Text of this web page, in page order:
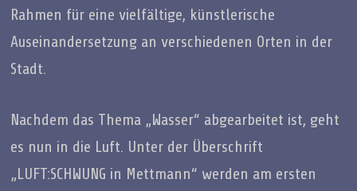
Rahmen für eine vielfältige, künstlerische
Auseinandersetzung an verschiedenen Orten in der
Stadt.
Nachdem das Thema „Wasser“ abgearbeitet ist, geht
es nun in die Luft. Unter der Überschrift
„LUFT:SCHWUNG in Mettmann“ werden am ersten